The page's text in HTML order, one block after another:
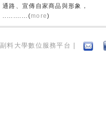
通路、宣傳自家商品與形象，
............(more)
副料大學數位服務平台 |